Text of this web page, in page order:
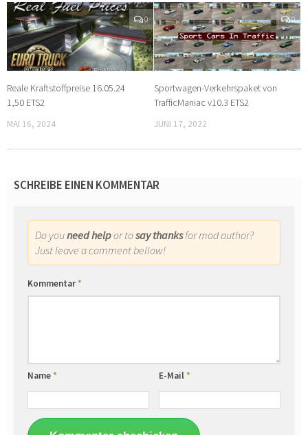
0
Reale Kraftstoffpreise 16.05.24
1,50 ETS2
MAI 16, 2024
0
Sportwagen-Verkehrspaket von
TrafficManiac v10.3 ETS2
JUNI 17, 2022
SCHREIBE EINEN KOMMENTAR
Do youneed helpor tosay thanksfor mod author?
Just leave a comment bellow!
Kommentar*
Name* E-Mail*